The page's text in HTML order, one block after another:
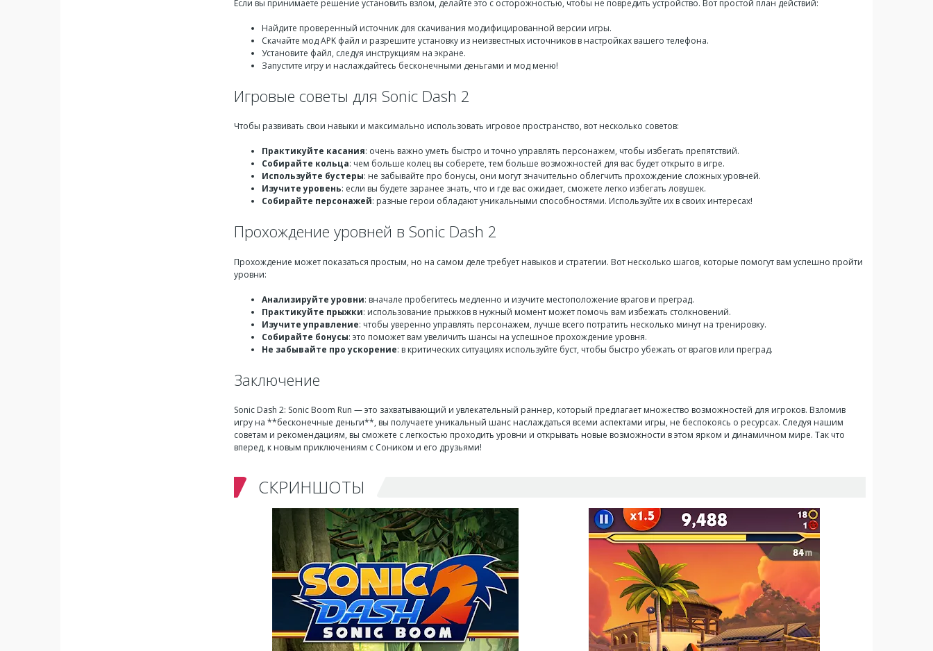
Если вы принимаете решение установить взлом, делайте это с осторожностью, чтобы не повредить устройство. Вот простой план действий:
Найдите проверенный источник для скачивания модифицированной версии игры.
Скачайте мод APK файл и разрешите установку из неизвестных источников в настройках вашего телефона.
Установите файл, следуя инструкциям на экране.
Запустите игру и наслаждайтесь бесконечными деньгами и мод меню!
Игровые советы для Sonic Dash 2
Чтобы развивать свои навыки и максимально использовать игровое пространство, вот несколько советов:
Практикуйте касания: очень важно уметь быстро и точно управлять персонажем, чтобы избегать препятствий.
Собирайте кольца: чем больше колец вы соберете, тем больше возможностей для вас будет открыто в игре.
Используйте бустеры: не забывайте про бонусы, они могут значительно облегчить прохождение сложных уровней.
Изучите уровень: если вы будете заранее знать, что и где вас ожидает, сможете легко избегать ловушек.
Собирайте персонажей: разные герои обладают уникальными способностями. Используйте их в своих интересах!
Прохождение уровней в Sonic Dash 2
Прохождение может показаться простым, но на самом деле требует навыков и стратегии. Вот несколько шагов, которые помогут вам успешно пройти
уровни:
Анализируйте уровни: вначале пробегитесь медленно и изучите местоположение врагов и преград.
Практикуйте прыжки: использование прыжков в нужный момент может помочь вам избежать столкновений.
Изучите управление: чтобы уверенно управлять персонажем, лучше всего потратить несколько минут на тренировку.
Собирайте бонусы: это поможет вам увеличить шансы на успешное прохождение уровня.
Не забывайте про ускорение: в критических ситуациях используйте буст, чтобы быстро убежать от врагов или преград.
Заключение
Sonic Dash 2: Sonic Boom Run — это захватывающий и увлекательный раннер, который предлагает множество возможностей для игроков. Взломив
игру на **бесконечные деньги**, вы получаете уникальный шанс наслаждаться всеми аспектами игры, не беспокоясь о ресурсах. Следуя нашим
советам и рекомендациям, вы сможете с легкостью проходить уровни и открывать новые возможности в этом ярком и динамичном мире. Так что
вперед, к новым приключениям с Соником и его друзьями!
СКРИНШОТЫ